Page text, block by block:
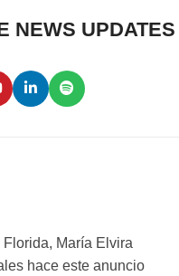
NEWS UPDATES
María Elvira
hace este anuncio